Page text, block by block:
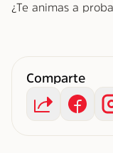
¿Te animas a
Comparte